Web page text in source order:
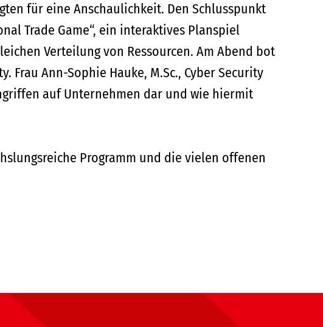
für eine Anschaulichkeit. Den Schlusspunkt
Trade Game“, ein interaktives Planspiel
Verteilung von Ressourcen. Am Abend bot
Frau Ann-Sophie Hauke, M.Sc., Cyber Security
auf Unternehmen dar und wie hiermit
Programm und die vielen offenen